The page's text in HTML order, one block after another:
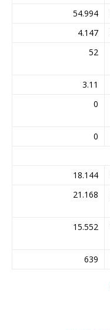
54.994
4.147
52
3.11
0
0
18.144
21.168
15.552
639